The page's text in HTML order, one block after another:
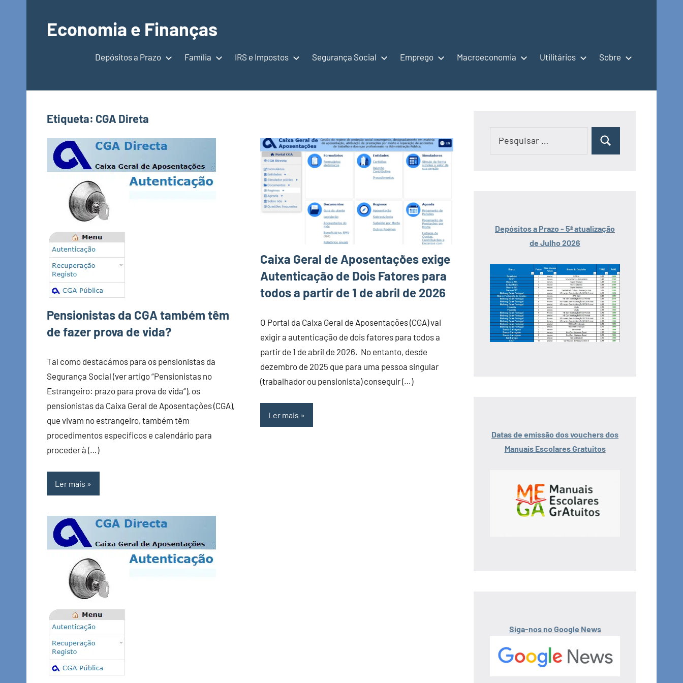
Economia e Finanças
Depósitos
Finanças
Calendários
Depósitos a Prazo Família IRS e Impostos Segurança Social Emprego Macroeconomia Utilitários Sobre
Etiqueta: CGA Direta
Pensionistas da CGA também têm
de fazer prova de vida?
Tal como destacámos para os pensionistas da
Segurança Social (ver artigo “Pensionistas no
Estrangeiro: prazo para prova de vida“), os
pensionistas da Caixa Geral de Aposentações (CGA),
que vivam no estrangeiro, também têm
procedimentos específicos e calendário para
proceder à (…)
Ler mais
Caixa Geral de Aposentações exige
Autenticação de Dois Fatores para
todos a partir de 1 de abril de 2026
O Portal da Caixa Geral de Aposentações (CGA) vai
exigir a autenticação de dois fatores para todos a
partir de 1 de abril de 2026. No entanto, desde
dezembro de 2025 que para uma pessoa singular
(trabalhador ou pensionista) conseguir (…)
Ler mais
Pesquisar
Depósitos a Prazo - 5ª atualização
de Julho 2026
Datas de emissão dos vouchers dos
Manuais Escolares Gratuitos
Siga-nos no Google News